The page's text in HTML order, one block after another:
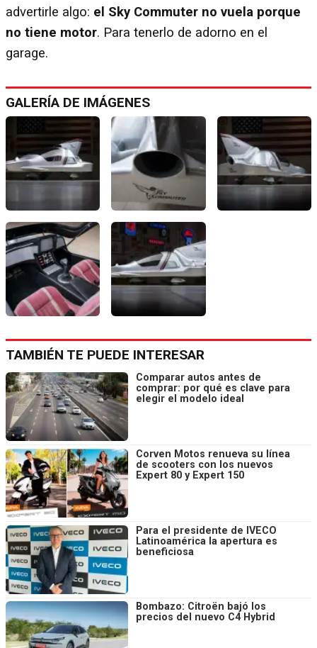
advertirle algo: el Sky Commuter no vuela porque
no tiene motor. Para tenerlo de adorno en el
garage.
GALERÍA DE IMÁGENES
TAMBIÉN TE PUEDE INTERESAR
Comparar autos antes de
comprar: por qué es clave para
elegir el modelo ideal
Corven Motos renueva su línea
de scooters con los nuevos
Expert 80 y Expert 150
Para el presidente de IVECO
Latinoamérica la apertura es
beneficiosa
Bombazo: Citroën bajó los
precios del nuevo C4 Hybrid